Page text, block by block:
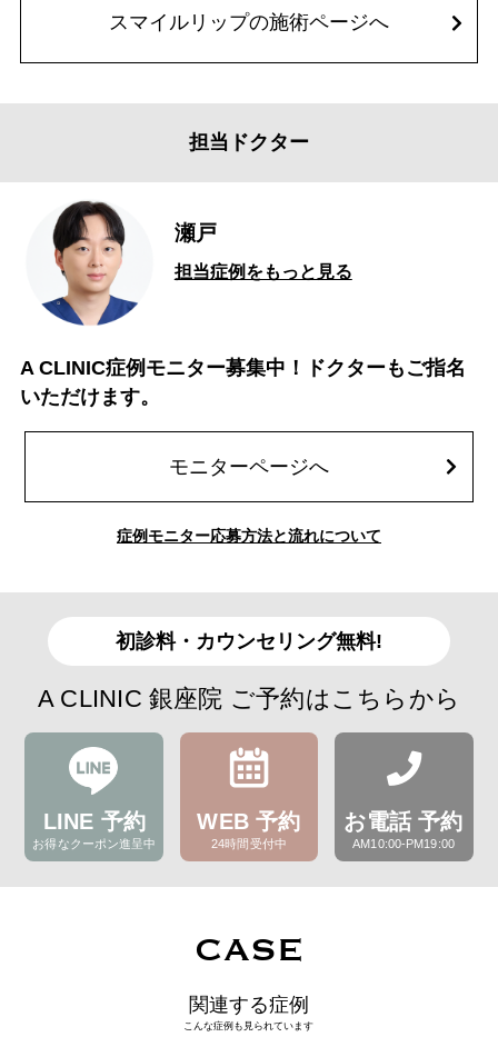
スマイルリップの施術ページへ
担当ドクター
瀬戸
担当症例をもっと見る
A CLINIC症例モニター募集中！ドクターもご指名
いただけます。
モニターページへ
症例モニター応募方法と流れについて
初診料・カウンセリング無料!
A CLINIC 銀座院 ご予約はこちらから
LINE 予約
お得なクーポン進呈中
WEB 予約
24時間受付中
お電話 予約
AM10:00-PM19:00
CASE
関連する症例
こんな症例も見られています